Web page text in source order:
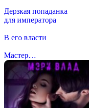
Дерзкая попаданка
для императора
В его власти
Мастер…